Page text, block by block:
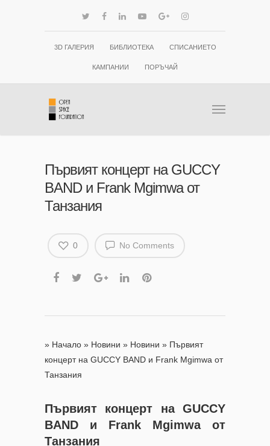
3D ГАЛЕРИЯ БИБЛИОТЕКА СПИСАНИЕТО
КАМПАНИИ ПОРЪЧАЙ
Първият концерт на GUCCY
BAND и Frank Mgimwa от
Танзания
No Comments
0
» Начало » Новини » Новини » Първият
концерт на GUCCY BAND и Frank Mgimwa от
Танзания
Първият концерт на GUCCY
BAND и Frank Mgimwa от
Танзания